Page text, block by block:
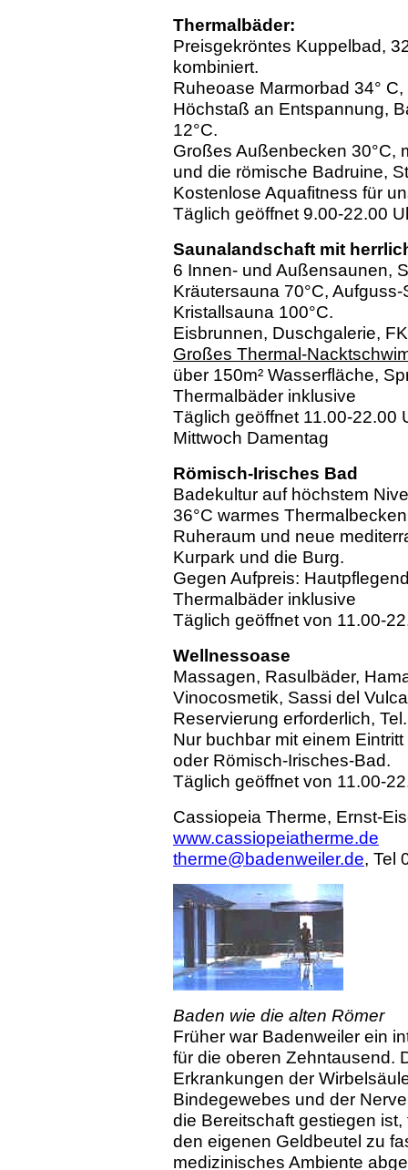
Thermalbäder:
Preisgekröntes Kuppelbad,
kombiniert.
Ruheoase Marmorbad 34°
Höchstaß an Entspannung,
12°C.
Großes Außenbecken 30°C,
und die römische Badruine,
Kostenlose Aquafitness für
Täglich geöffnet 9.00-22.00
Saunalandschaft mit
6 Innen- und Außensaunen,
Kräutersauna 70°C,
Kristallsauna 100°C.
Eisbrunnen, Duschgalerie,
Großes Thermal-
über 150m² Wasserfläche,
Thermalbäder inklusive
Täglich geöffnet 11.00-22.00
Mittwoch Damentag
Römisch-Irisches Bad
Badekultur auf höchstem
36°C warmes
Ruheraum und neue
Kurpark und die Burg.
Gegen Aufpreis:
Thermalbäder inklusive
Täglich geöffnet von 11.00-
Wellnessoase
Massagen, Rasulbäder,
Vinocosmetik, Sassi del
Reservierung erforderlich,
Nur buchbar mit einem
oder Römisch-Irisches-Bad.
Täglich geöffnet von 11.00-
Cassiopeia Therme, Ernst-
www.cassiopeiatherme.de
therme@badenweiler.de, Tel
Baden wie die alten Römer
Früher war Badenweiler ein
für die oberen Zehntausend.
Erkrankungen der
Bindegewebes und der
die Bereitschaft gestiegen
den eigenen Geldbeutel zu
medizinisches Ambiente